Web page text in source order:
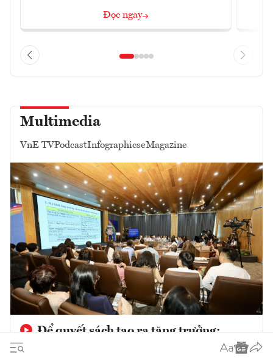
Đọc ngay
Multimedia
VnE TVPodcastInfographicseMagazine
Để quyết sách tạo ra tăng trưởng:
Nâng cao hiệu quả tổ chức thực hiện các